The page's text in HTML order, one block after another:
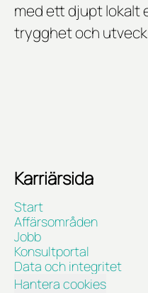
med ett djupt lokalt
trygghet och
Karriärsida
Start
Affärsområden
Jobb
Konsultportal
Data och integritet
Hantera cookies